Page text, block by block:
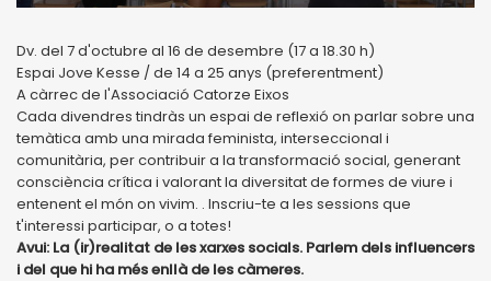
Dv. del 7 d'octubre al 16 de desembre (17 a 18.30 h)
Espai Jove Kesse / de 14 a 25 anys (preferentment)
A càrrec de l'Associació Catorze Eixos
Cada divendres tindràs un espai de reflexió on parlar sobre una
temàtica amb una mirada feminista, interseccional i
comunitària, per contribuir a la transformació social, generant
consciència crítica i valorant la diversitat de formes de viure i
entenent el món on vivim. . Inscriu-te a les sessions que
t'interessi participar, o a totes!
Avui: La (ir)realitat de les xarxes socials. Parlem dels influencers
i del que hi ha més enllà de les càmeres.